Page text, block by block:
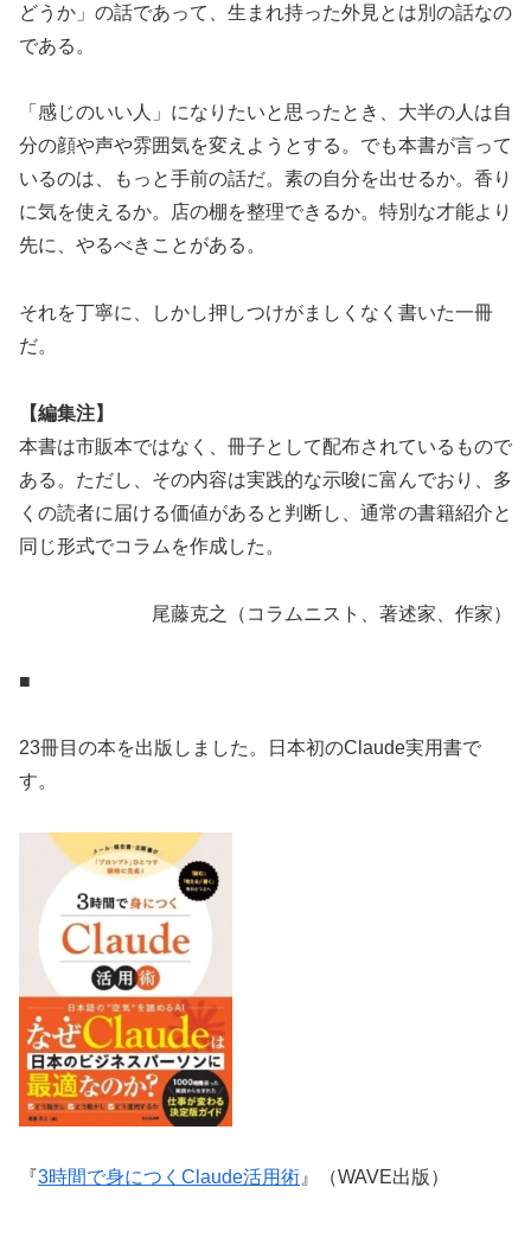
どうか」の話であって、生まれ持った外見とは別の話なの
である。
「感じのいい人」になりたいと思ったとき、大半の人は自
分の顔や声や雰囲気を変えようとする。でも本書が言って
いるのは、もっと手前の話だ。素の自分を出せるか。香り
に気を使えるか。店の棚を整理できるか。特別な才能より
先に、やるべきことがある。
それを丁寧に、しかし押しつけがましくなく書いた一冊
だ。
【編集注】
本書は市販本ではなく、冊子として配布されているもので
ある。ただし、その内容は実践的な示唆に富んでおり、多
くの読者に届ける価値があると判断し、通常の書籍紹介と
同じ形式でコラムを作成した。
尾藤克之（コラムニスト、著述家、作家）
■
23冊目の本を出版しました。日本初のClaude実用書で
す。
『3時間で身につくClaude活用術 』（WAVE出版）